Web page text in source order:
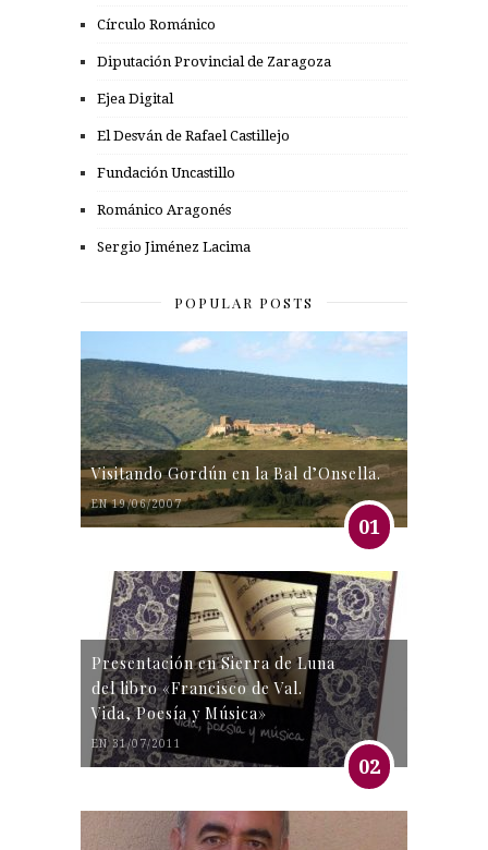
Círculo Románico
Diputación Provincial de Zaragoza
Ejea Digital
El Desván de Rafael Castillejo
Fundación Uncastillo
Románico Aragonés
Sergio Jiménez Lacima
POPULAR POSTS
Visitando Gordún en la Bal d’Onsella.
EN 19/06/2007
01
Presentación en Sierra de Luna
del libro «Francisco de Val.
Vida, Poesía y Música»
EN 31/07/2011
02